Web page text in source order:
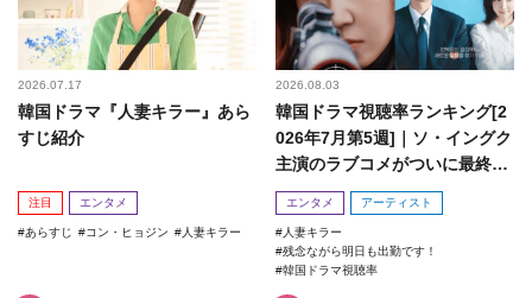
2026.07.17
韓国ドラマ『人妻キラー』あら
すじ紹介
注目 エンタメ
あらすじ コン・ヒョジン 人妻キラー
2026.08.03
韓国ドラマ視聴率ランキング[2
026年7月第5週]｜ソ・イングク
主演のラブコメがついに最終
回！
エンタメ アーティスト
人妻キラー
残念ながら明日も出勤です！
韓国ドラマ視聴率